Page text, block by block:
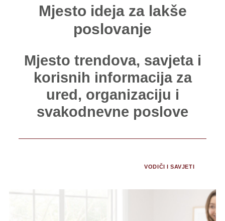
Mjesto ideja za lakše
poslovanje
Mjesto trendova, savjeta i
korisnih informacija za
ured, organizaciju i
svakodnevne poslove
VODIČI I SAVJETI